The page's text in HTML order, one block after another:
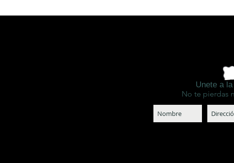
Unete a
No te pierdas